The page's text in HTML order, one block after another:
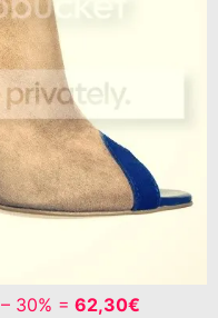
30% = 62,30€